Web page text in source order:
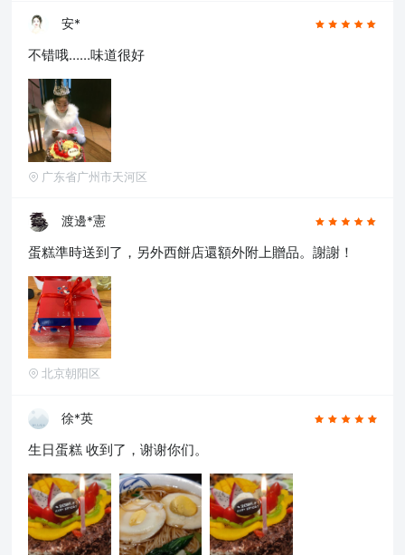
安*
不错哦……味道很好
广东省广州市天河区
渡邊*憲
蛋糕準時送到了，另外西餅店還額外附上贈品。謝謝！
北京朝阳区
徐*英
生日蛋糕 收到了，谢谢你们。